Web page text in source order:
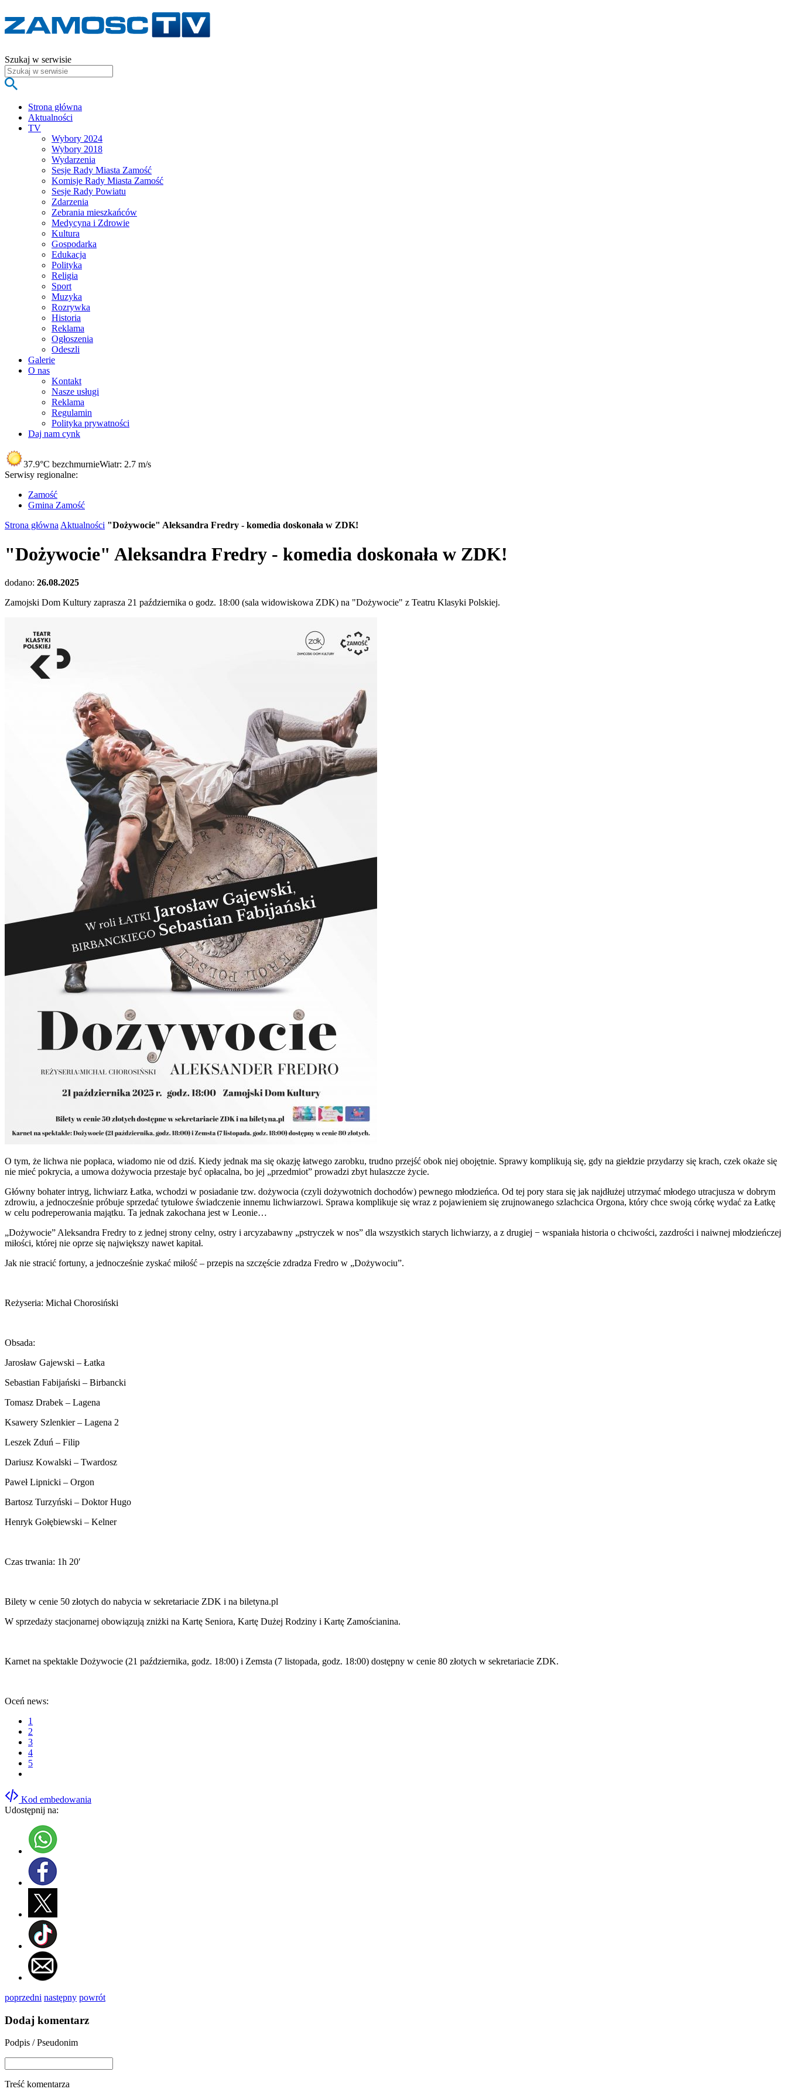
Szukaj w serwisie
Strona główna
Aktualności
TV
Wybory 2024
Wybory 2018
Wydarzenia
Sesje Rady Miasta Zamość
Komisje Rady Miasta Zamość
Sesje Rady Powiatu
Zdarzenia
Zebrania mieszkańców
Medycyna i Zdrowie
Kultura
Gospodarka
Edukacja
Polityka
Religia
Sport
Muzyka
Rozrywka
Historia
Reklama
Ogłoszenia
Odeszli
Galerie
O nas
Kontakt
Nasze usługi
Reklama
Regulamin
Polityka prywatności
Daj nam cynk
37.9°C bezchmurnieWiatr: 2.7 m/s
Serwisy regionalne:
Zamość
Gmina Zamość
Strona główna Aktualności "Dożywocie" Aleksandra Fredry - komedia doskonała w ZDK!
"Dożywocie" Aleksandra Fredry - komedia doskonała w ZDK!
dodano: 26.08.2025
Zamojski Dom Kultury zaprasza 21 października o godz. 18:00 (sala widowiskowa ZDK) na "Dożywocie" z Teatru Klasyki Polskiej.
O tym, że lichwa nie popłaca, wiadomo nie od dziś. Kiedy jednak ma się okazję łatwego zarobku, trudno przejść obok niej obojętnie. Sprawy komplikują się, gdy na giełdzie przydarzy się krach, czek okaże się
nie mieć pokrycia, a umowa dożywocia przestaje być opłacalna, bo jej „przedmiot” prowadzi zbyt hulaszcze życie.
Główny bohater intryg, lichwiarz Łatka, wchodzi w posiadanie tzw. dożywocia (czyli dożywotnich dochodów) pewnego młodzieńca. Od tej pory stara się jak najdłużej utrzymać młodego utracjusza w dobrym
zdrowiu, a jednocześnie próbuje sprzedać tytułowe świadczenie innemu lichwiarzowi. Sprawa komplikuje się wraz z pojawieniem się zrujnowanego szlachcica Orgona, który chce swoją córkę wydać za Łatkę
w celu podreperowania majątku. Ta jednak zakochana jest w Leonie…
„Dożywocie” Aleksandra Fredry to z jednej strony celny, ostry i arcyzabawny „pstryczek w nos” dla wszystkich starych lichwiarzy, a z drugiej − wspaniała historia o chciwości, zazdrości i naiwnej młodzieńczej
miłości, której nie oprze się największy nawet kapitał.
Jak nie stracić fortuny, a jednocześnie zyskać miłość – przepis na szczęście zdradza Fredro w „Dożywociu”.
Reżyseria: Michał Chorosiński
Obsada:
Jarosław Gajewski – Łatka
Sebastian Fabijański – Birbancki
Tomasz Drabek – Lagena
Ksawery Szlenkier – Lagena 2
Leszek Zduń – Filip
Dariusz Kowalski – Twardosz
Paweł Lipnicki – Orgon
Bartosz Turzyński – Doktor Hugo
Henryk Gołębiewski – Kelner
Czas trwania: 1h 20′
Bilety w cenie 50 złotych do nabycia w sekretariacie ZDK i na biletyna.pl
W sprzedaży stacjonarnej obowiązują zniżki na Kartę Seniora, Kartę Dużej Rodziny i Kartę Zamościanina.
Karnet na spektakle Dożywocie (21 października, godz. 18:00) i Zemsta (7 listopada, godz. 18:00) dostępny w cenie 80 złotych w sekretariacie ZDK.
Oceń news:
1
2
3
4
5
Kod embedowania
Udostępnij na:
poprzedni następny powrót
Dodaj komentarz
Podpis / Pseudonim
Treść komentarza